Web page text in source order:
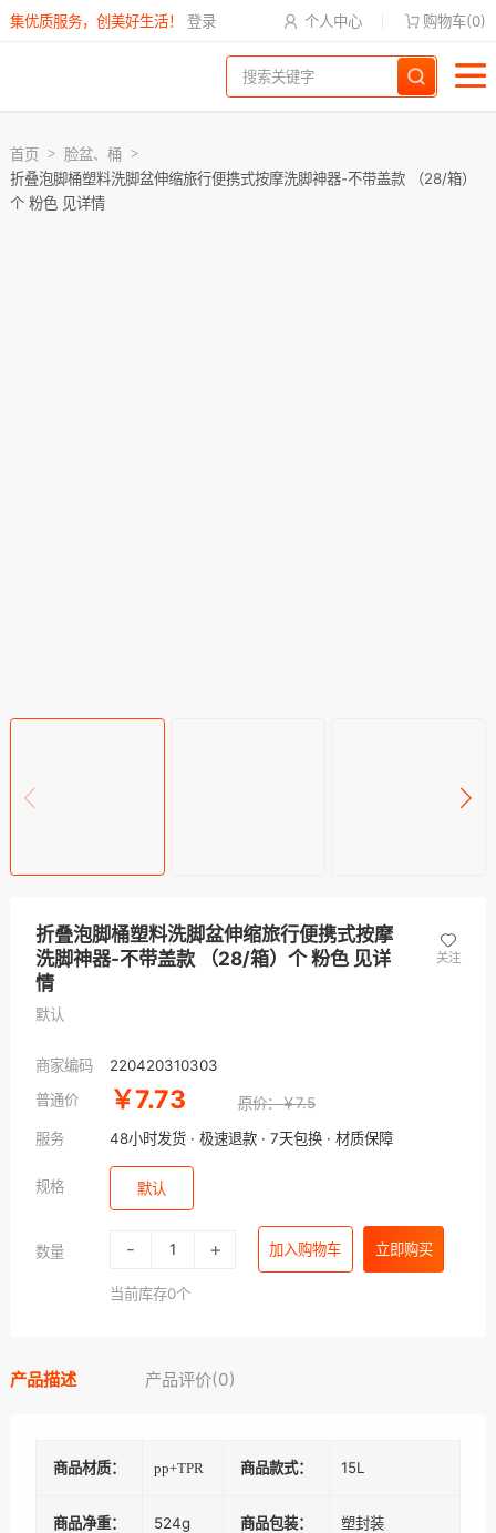
集优质服务，创美好生活！ 登录 个人中心 购物车(0)
首页
脸盆、桶
折叠泡脚桶塑料洗脚盆伸缩旅行便携式按摩洗脚神器-不带盖款 （28/箱）
个 粉色 见详情
折叠泡脚桶塑料洗脚盆伸缩旅行便携式按摩
洗脚神器-不带盖款 （28/箱）个 粉色 见详
情
默认
关注
商家编码
220420310303
普通价
￥7.73
原价：￥7.5
服务
48小时发货 · 极速退款 · 7天包换 · 材质保障
规格 默认
数量 - + 加入购物车 立即购买
当前库存0个
产品描述 产品评价(0)
商品材质： pp+TPR 商品款式： 15L
商品净重： 524g 商品包装： 塑封装